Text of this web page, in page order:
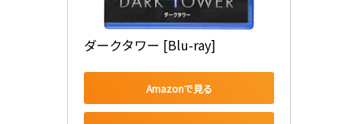
ダークタワー [Blu-ray]
Amazonで見る